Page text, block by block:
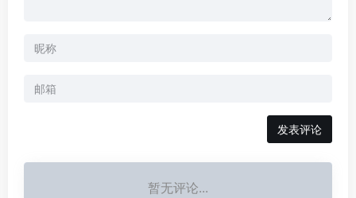
发表评论
暂无评论...